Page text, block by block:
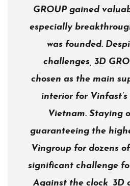
GROUP gained
especially
was founded.
challenges, 3D
chosen as the main
interior for Vinfast’s
Vietnam. Staying
guaranteeing the
Vingroup for dozens
significant challenge
Against the clock, 3D